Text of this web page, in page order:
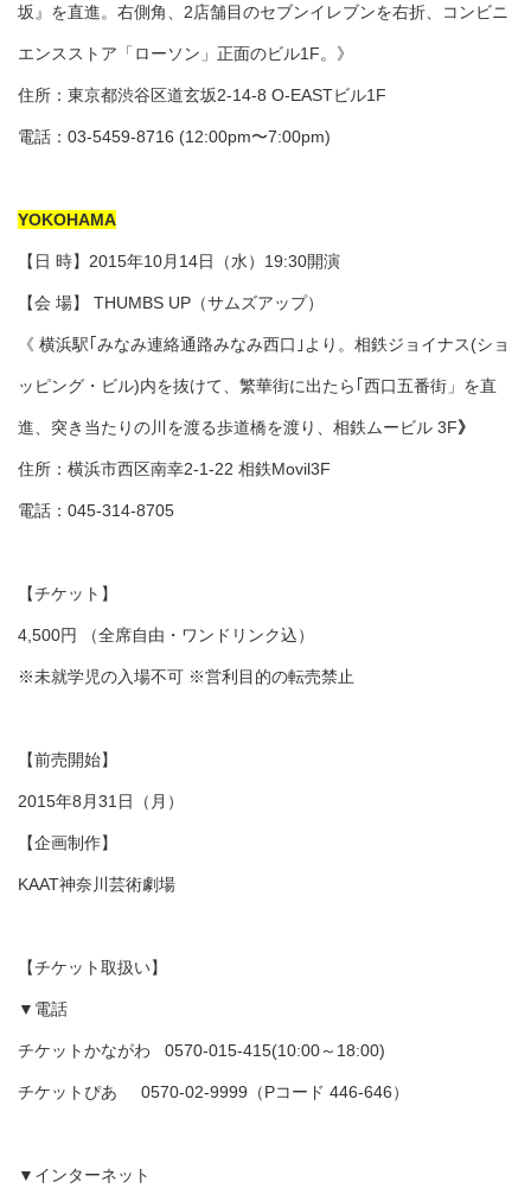
坂』を直進。右側角、2店舗目のセブンイレブンを右折、コンビニ
エンスストア「ローソン」正面のビル1F。》
住所：東京都渋谷区道玄坂2-14-8 O-EASTビル1F
電話：03-5459-8716 (12:00pm〜7:00pm)
YOKOHAMA
【日 時】2015年10月14日（水）19:30開演
【会 場】 THUMBS UP（サムズアップ）
《 横浜駅｢みなみ連絡通路みなみ西口｣より。相鉄ジョイナス(ショ
ッピング・ビル)内を抜けて、繁華街に出たら｢西口五番街」を直
進、突き当たりの川を渡る歩道橋を渡り、相鉄ムービル 3F》
住所：横浜市西区南幸2-1-22 相鉄Movil3F
電話：045-314-8705
【チケット】
4,500円 （全席自由・ワンドリンク込）
※未就学児の入場不可 ※営利目的の転売禁止
【前売開始】
2015年8月31日（月）
【企画制作】
KAAT神奈川芸術劇場
【チケット取扱い】
▼電話
チケットかながわ 0570-015-415(10:00～18:00)
チケットぴあ 0570-02-9999（Pコード 446-646）
▼インターネット